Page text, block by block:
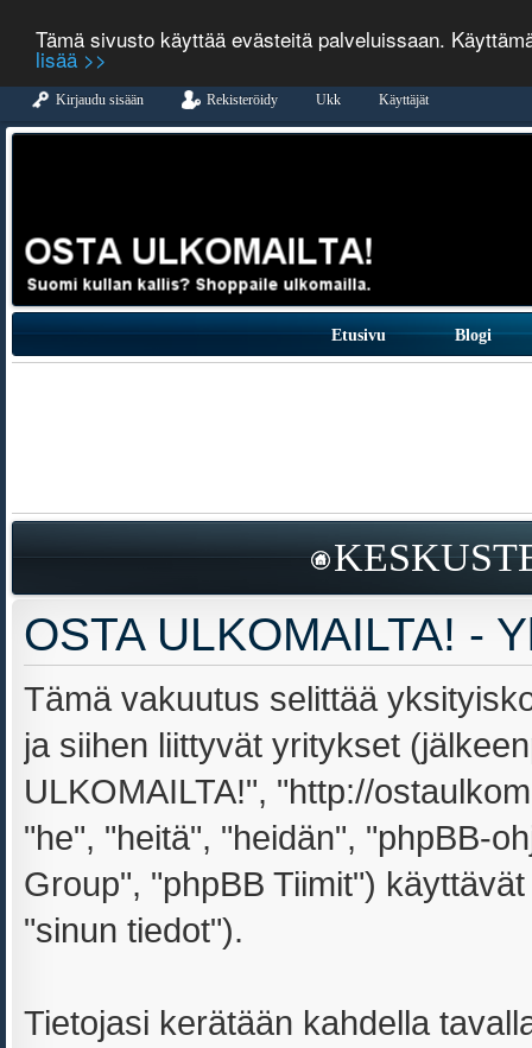
Tämä sivusto käyttää evästeitä palveluissaan.
lisää >>
Kirjaudu sisään Rekisteröidy Ukk Käyttäjät
Etusivu Blogi
OSTA ULKOMAILTA! -
Tämä vakuutus selittää
ja siihen liittyvät yritykset
ULKOMAILTA!", "http://
"he", "heitä", "heidän", "phpBB-
Group", "phpBB Tiimit")
"sinun tiedot").
Tietojasi kerätään kahdella